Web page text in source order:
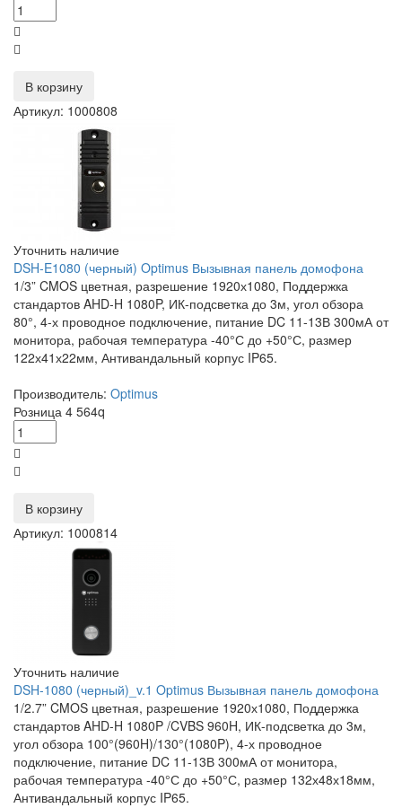
В корзину
Артикул: 1000808
Уточнить наличие
DSH-E1080 (черный) Optimus Вызывная панель домофона
1/3” CMOS цветная, разрешение 1920х1080, Поддержка
стандартов AHD-H 1080P, ИК-подсветка до 3м, угол обзора
80°, 4-х проводное подключение, питание DC 11-13В 300мА от
монитора, рабочая температура -40°С до +50°С, размер
122х41х22мм, Антивандальный корпус IP65.
Производитель: Optimus
Розница 4 564q
В корзину
Артикул: 1000814
Уточнить наличие
DSH-1080 (черный)_v.1 Optimus Вызывная панель домофона
1/2.7” CMOS цветная, разрешение 1920х1080, Поддержка
стандартов AHD-H 1080P /CVBS 960H, ИК-подсветка до 3м,
угол обзора 100°(960H)/130°(1080P), 4-х проводное
подключение, питание DC 11-13В 300мА от монитора,
рабочая температура -40°С до +50°С, размер 132х48х18мм,
Антивандальный корпус IP65.